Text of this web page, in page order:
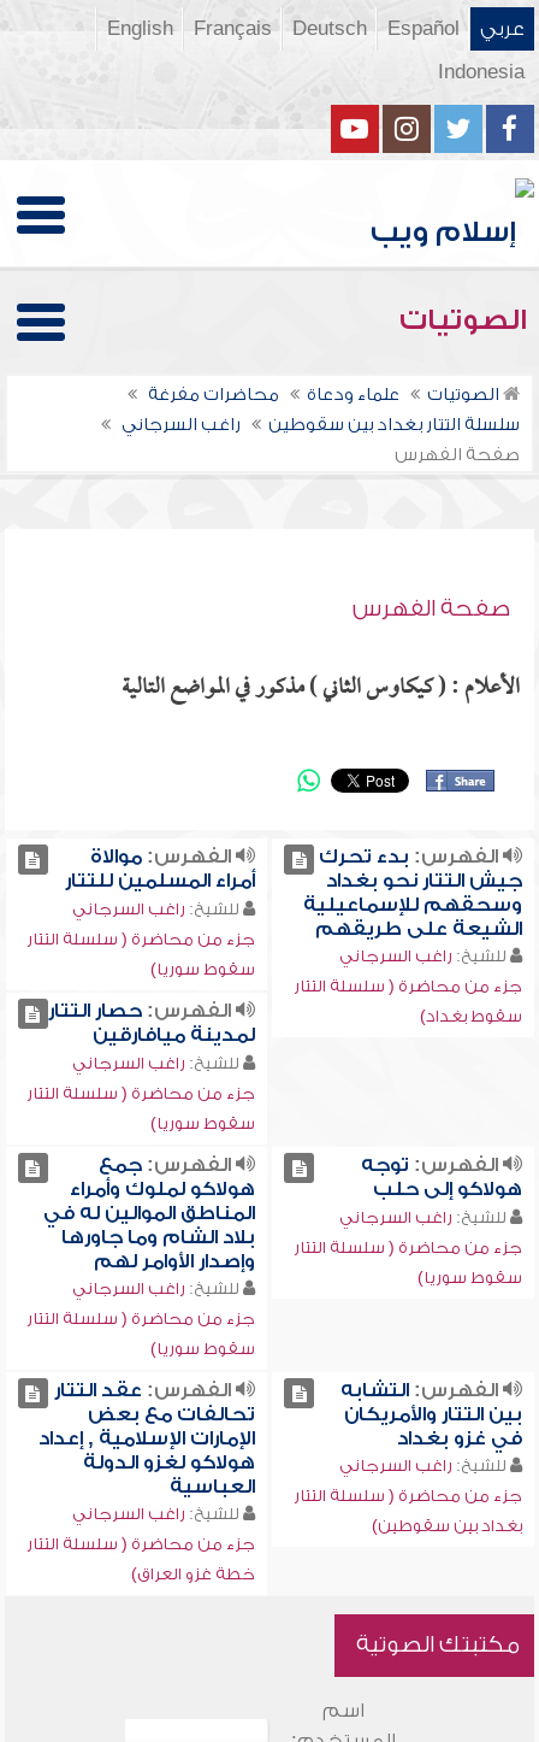
عربي Español
Deutsch
Français
English
Indonesia
الصوتيات
الصوتيات علماء ودعاة
محاضرات مفرغة
سلسلة التتار بغداد بين سقوطين
راغب السرجاني
صفحة الفهرس
صفحة الفهرس
الأعلام : ( كيكاوس الثاني ) مذكور في المواضع التالية
الفهرس: بدء تحرك
جيش التتار نحو بغداد
وسحقهم للإسماعيلية
الشيعة على طريقهم
للشيخ: راغب السرجاني
جزء من محاضرة ( سلسلة التتار
سقوط بغداد)
الفهرس:موالاة
أمراء المسلمين للتتار
للشيخ: راغب السرجاني
جزء من محاضرة ( سلسلة التتار
سقوط سوريا)
الفهرس:حصار التتار
لمدينة ميافارقين
للشيخ: راغب السرجاني
جزء من محاضرة ( سلسلة التتار
سقوط سوريا)
الفهرس: توجه
هولاكو إلى حلب
للشيخ: راغب السرجاني
جزء من محاضرة ( سلسلة التتار
سقوط سوريا)
الفهرس:جمع
هولاكو لملوك وأمراء
المناطق الموالين له في
بلاد الشام وما جاورها
وإصدار الأوامر لهم
للشيخ: راغب السرجاني
جزء من محاضرة ( سلسلة التتار
سقوط سوريا)
الفهرس:التشابه
بين التتار والأمريكان
في غزو بغداد
للشيخ: راغب السرجاني
جزء من محاضرة ( سلسلة التتار
بغداد بين سقوطين)
الفهرس: عقد التتار
تحالفات مع بعض
الإمارات الإسلامية , إعداد
هولاكو لغزو الدولة
العباسية
للشيخ: راغب السرجاني
جزء من محاضرة ( سلسلة التتار
خطة غزو العراق)
مكتبتك الصوتية
اسم